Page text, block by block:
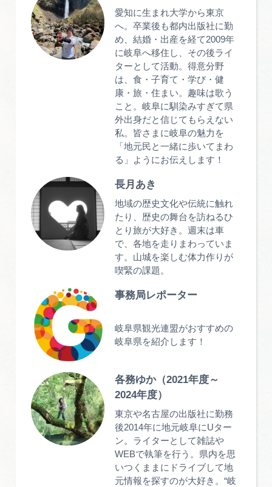
愛知に生まれ大学から東京
へ。卒業後も都内出版社に勤
め、結婚・出産を経て2009年
に岐阜へ移住し、その後ライ
ターとして活動。得意分野
は、食・子育て・学び・健
康・旅・住まい。趣味は歌う
こと。岐阜に馴染みすぎて県
外出身だと信じてもらえない
私。皆さまに岐阜の魅力を
「地元民と一緒に歩いてまわ
る」ようにお伝えします！
長月あき
地域の歴史文化や伝統に触れ
たり、歴史の舞台を訪ねるひ
とり旅が大好き。週末は車
で、各地を走りまわっていま
す。山城を楽しむ体力作りが
喫緊の課題。
事務局レポーター
岐阜県観光連盟がおすすめの
岐阜県を紹介します！
各務ゆか（2021年度～
2024年度）
東京や名古屋の出版社に勤務
後2014年に地元岐阜にUター
ン。ライターとして雑誌や
WEBで執筆を行う。県内を思
いつくままにドライブして地
元情報を探すのが大好き。“岐